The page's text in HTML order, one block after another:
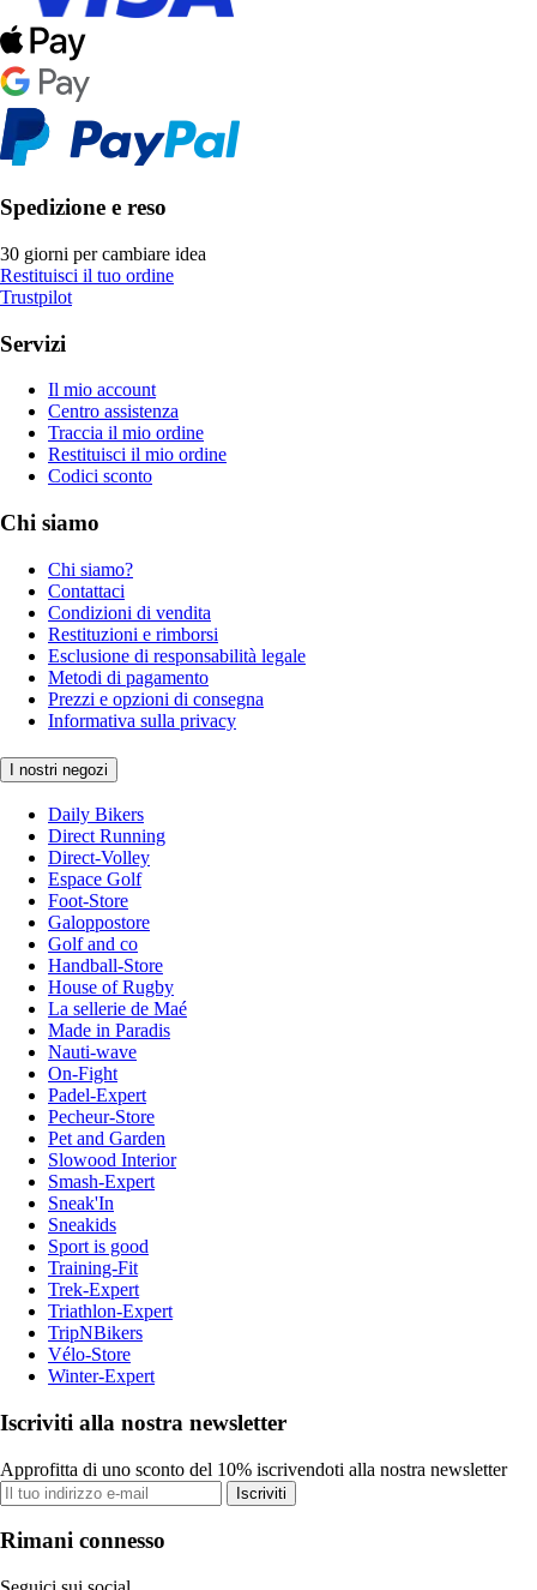
Spedizione e reso
30 giorni per cambiare idea
Restituisci il tuo ordine
Trustpilot
Servizi
Il mio account
Centro assistenza
Traccia il mio ordine
Restituisci il mio ordine
Codici sconto
Chi siamo
Chi siamo?
Contattaci
Condizioni di vendita
Restituzioni e rimborsi
Esclusione di responsabilità legale
Metodi di pagamento
Prezzi e opzioni di consegna
Informativa sulla privacy
I nostri negozi
Daily Bikers
Direct Running
Direct-Volley
Espace Golf
Foot-Store
Galoppostore
Golf and co
Handball-Store
House of Rugby
La sellerie de Maé
Made in Paradis
Nauti-wave
On-Fight
Padel-Expert
Pecheur-Store
Pet and Garden
Slowood Interior
Smash-Expert
Sneak'In
Sneakids
Sport is good
Training-Fit
Trek-Expert
Triathlon-Expert
TripNBikers
Vélo-Store
Winter-Expert
Iscriviti alla nostra newsletter
Approfitta di uno sconto del 10% iscrivendoti alla nostra newsletter
Iscriviti
Rimani connesso